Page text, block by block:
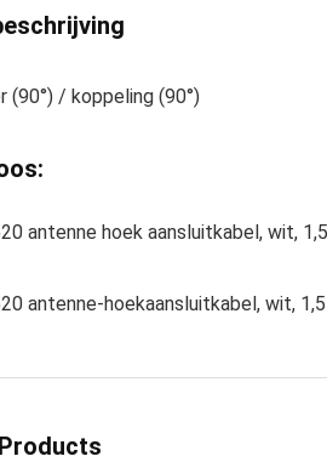
(90°) / koppeling (90°)
antenne hoek aansluitkabel, wit,
antenne-hoekaansluitkabel, wit,